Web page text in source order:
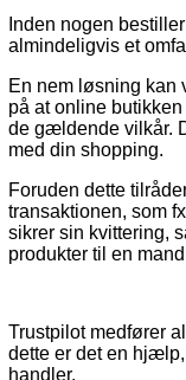
Inden nogen
almindeligvis et
En nem løsning
på at online
de gældende vilkår.
med din shopping.
Foruden dette
transaktionen, som
sikrer sin kvittering,
produkter til en
Trustpilot medfører
dette er det en
handler.